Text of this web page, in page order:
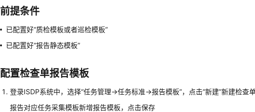
前提条件
已配置好“质检模板或者巡检模板”
已配置好“报告静态模板”
配置检查单报告模板
登录ISDP系统中，选择“任务管理->任务标准->报告模板”，点击“新建”新建检查
报告对应任务采集模板新增报告模板，点击保存